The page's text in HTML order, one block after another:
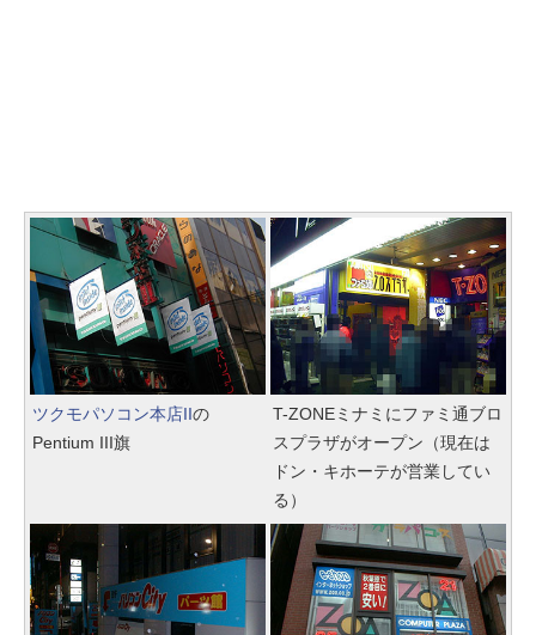
ツクモパソコン本店IIの
Pentium III旗
T-ZONEミナミにファミ通ブロ
スプラザがオープン（現在は
ドン・キホーテが営業してい
る）